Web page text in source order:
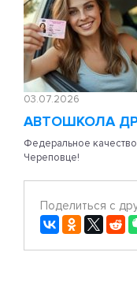
03.07.2026
АВТОШКОЛА
Федеральное
Череповце!
Поделиться с